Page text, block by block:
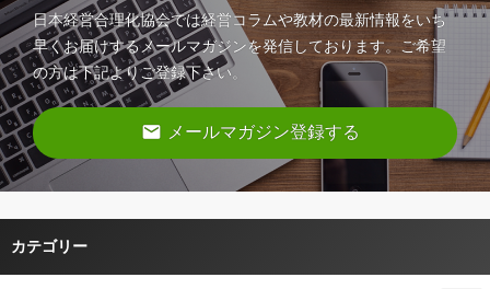
日本経営合理化協会では経営コラムや教材の最新情報をいち
早くお届けするメールマガジンを発信しております。ご希望
の方は下記よりご登録下さい。
email メールマガジン登録する
カテゴリー